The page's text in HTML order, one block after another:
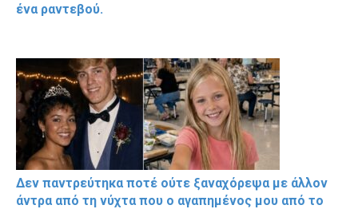
ένα ραντεβού.
Δεν παντρεύτηκα ποτέ ούτε ξαναχόρεψα με άλλον
άντρα από τη νύχτα που ο αγαπημένος μου από το